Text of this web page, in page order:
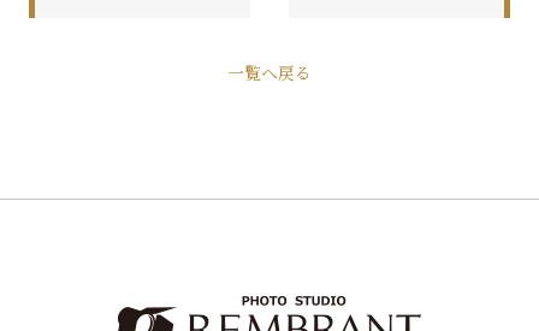
一覧へ戻る